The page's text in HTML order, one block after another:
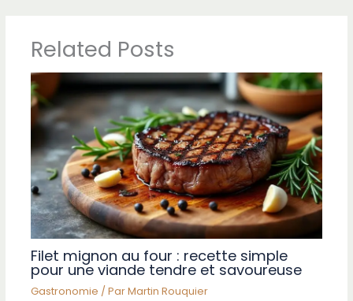
Related Posts
Filet mignon au four : recette simple
pour une viande tendre et savoureuse
Gastronomie / ParMartin Rouquier